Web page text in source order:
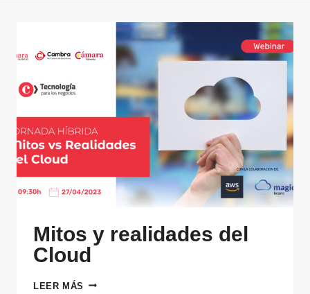
Mitos y realidades del
Cloud
LEER MÁS MITOS